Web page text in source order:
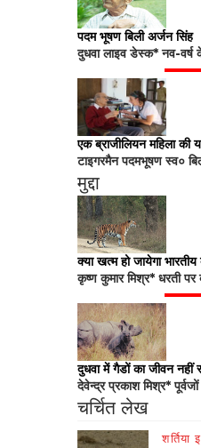
पदम भूषण बिली अर्जन सिंह
दुधवा लाइव डेस्क* नव-वर्ष
एक ब्राजीलियन महिला की
टाइगरमैन पदमभूषण स्व०
मुद्दा
क्या खत्म हो जायेगा भारतीय
कृष्ण कुमार मिश्र* धरती
दुधवा में गैडों का जीवन नहीं
देवेन्द्र प्रकाश मिश्र*
चर्चित लेख